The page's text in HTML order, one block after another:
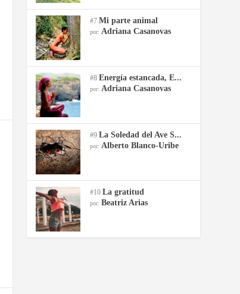
#7Mi parte animal
por: Adriana Casanovas
#8Energía estancada, E...
por: Adriana Casanovas
#9La Soledad del Ave S...
por: Alberto Blanco-Uribe
#10La gratitud
por: Beatriz Arias